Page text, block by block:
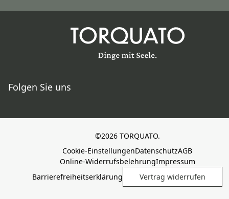
Folgen Sie uns
©2026 TORQUATO.
Cookie-EinstellungenDatenschutzAGB
Online-WiderrufsbelehrungImpressum
Barrierefreiheitserklärung
Vertrag widerrufen